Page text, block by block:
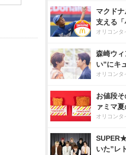
マクド
支える「
オリコンタ
森崎ウ
い”にキ
オリコンタ
お値段
ァミマ
オリコンタ
いた”レ